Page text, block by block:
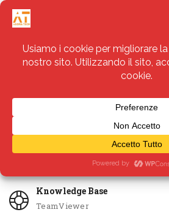
Servizi
Knowledge Base
TeamViewer